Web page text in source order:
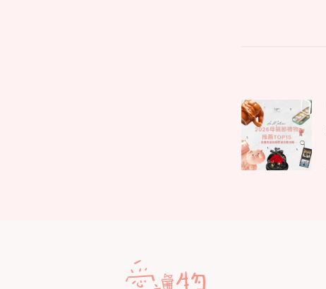
文
章
導
覽
Parent
post: